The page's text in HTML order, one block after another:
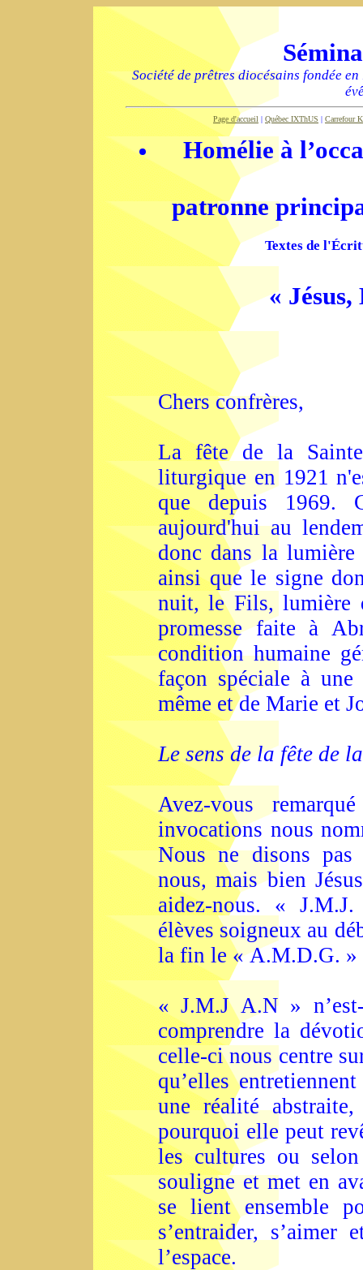
Société de prêtres diocésains fondée
Page d'accueil | Québec IXThUS | Carrefour
Homélie à
patronne
Textes de
«
Chers confrères,
La fête de la
liturgique en 1921
que depuis 1969.
aujourd'hui au
donc dans la
ainsi que le signe
nuit, le Fils, lumière
promesse faite à
condition humaine
façon spéciale à
même et de Marie et
Le sens de la fête de
Avez-vous
invocations nous
Nous ne disons
nous, mais bien
aidez-nous. «
élèves soigneux au
la fin le « A.M.D.G. »
« J.M.J A.N »
comprendre la
celle-ci nous centre
qu’elles
une réalité
pourquoi elle peut
les cultures ou
souligne et met en
se lient ensemble
s’entraider,
l’espace.